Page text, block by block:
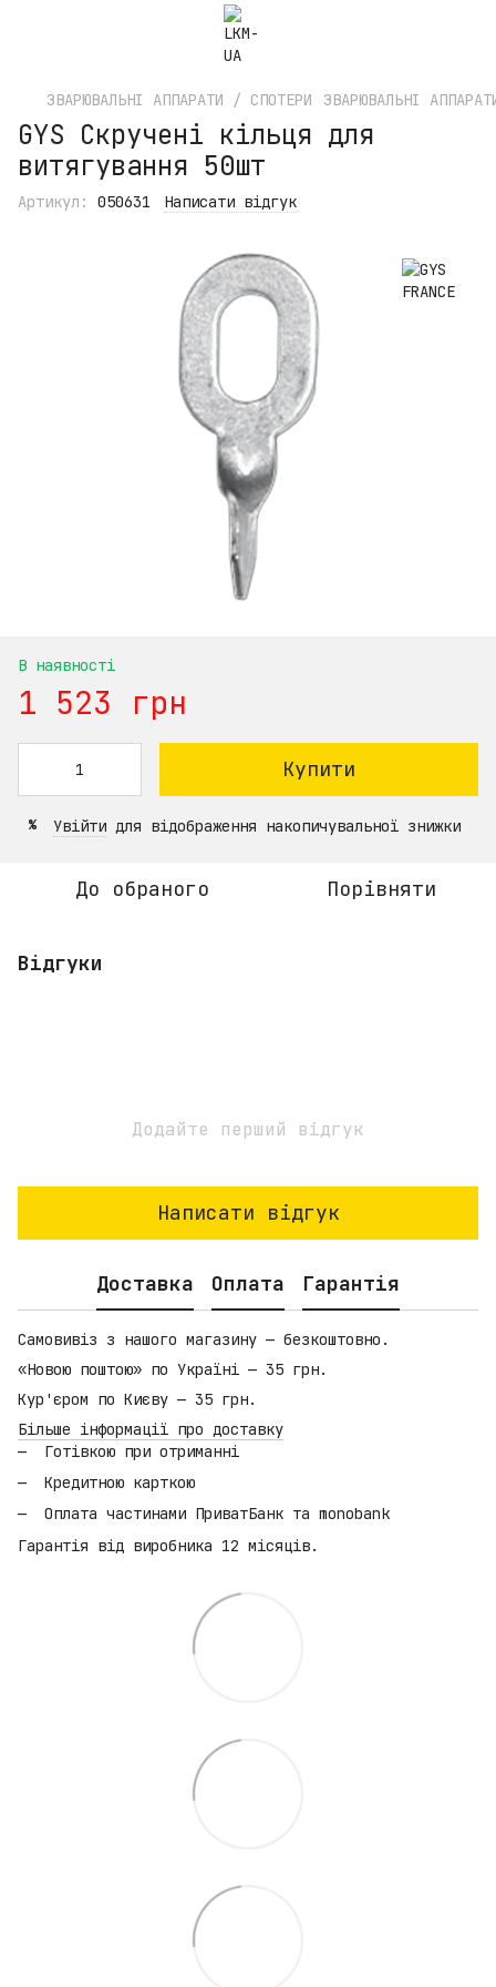
ЗВАРЮВАЛЬНІ АППАРАТИ / СПОТЕРИ ЗВАРЮВАЛЬНІ
GYS Скручені кільця для
витягування 50шт
Артикул: 050631 Написати відгук
В наявності
1 523 грн
Купити
% Увійти для відображення накопичувальної знижки
До обраного Порівняти
Відгуки
Додайте перший відгук
Написати відгук
Доставка Оплата Гарантія
Самовивіз з нашого магазину — безкоштовно.
«Новою поштою» по Україні — 35 грн.
Кур'єром по Києву — 35 грн.
Більше інформації про доставку
Готівкою при отриманні
Кредитною карткою
Оплата частинами ПриватБанк та monobank
Гарантія від виробника 12 місяців.